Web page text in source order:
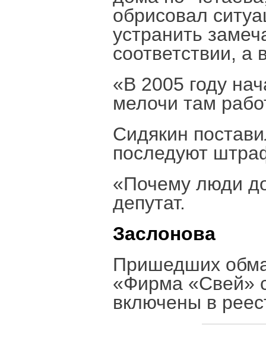
обрисовал
устранить
соответствии,
«В 2005 году
мелочи там
Сидякин
последуют
«Почему люди
депутат.
Заслонова
Пришедших
«Фирма «Свей»
включены в